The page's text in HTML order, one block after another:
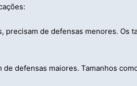
de defensas menores. Os
defensas maiores. Tamanhos